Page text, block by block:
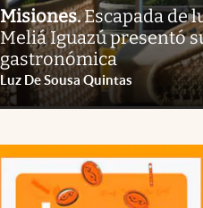
Misiones.Escapada de
Meliá Iguazú presentó
gastronómica
Luz De Sousa Quintas